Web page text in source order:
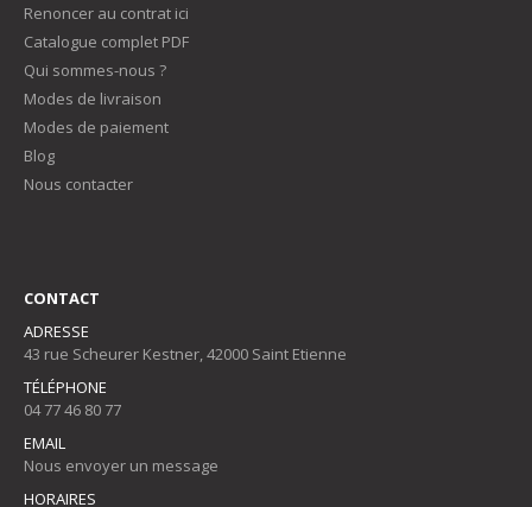
Renoncer au contrat ici
Catalogue complet PDF
Qui sommes-nous ?
Modes de livraison
Modes de paiement
Blog
Nous contacter
CONTACT
ADRESSE
43 rue Scheurer Kestner, 42000 Saint Etienne
TÉLÉPHONE
04 77 46 80 77
EMAIL
Nous envoyer un message
HORAIRES